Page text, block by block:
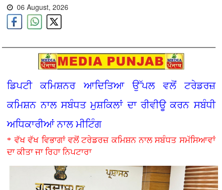
06 August, 2026
ਡਿਪਟੀ ਕਮਿਸ਼ਨਰ ਆਦਿਤਿਆ ਉੱਪਲ ਵਲੋਂ ਟਰੇਡਰਜ਼
ਕਮਿਸ਼ਨ ਨਾਲ ਸਬੰਧਤ ਮੁਸ਼ਕਿਲਾਂ ਦਾ ਰੀਵੀਊ ਕਰਨ ਸਬੰਧੀ
ਅਧਿਕਾਰੀਆਂ ਨਾਲ ਮੀਟਿੰਗ
* ਵੱਖ ਵੱਖ ਵਿਭਾਗਾਂ ਵਲੋਂ ਟਰੇਡਰਜ਼ ਕਮਿਸ਼ਨ ਨਾਲ ਸਬੰਧਤ ਸਮੱਸਿਆਵਾਂ
ਦਾ ਕੀਤਾ ਜਾ ਰਿਹਾ ਨਿਪਟਾਰਾ